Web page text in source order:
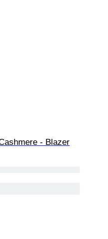
- Blazer